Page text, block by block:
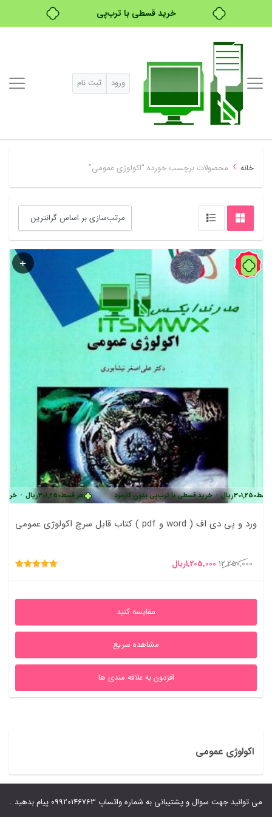
خرید قسطی با ترب‌پی
ورود ثبت نام
خانه › محصولات برچسب خورده “اکولوژی عمومی”
90%
هر قسط301,250ریال • خرید 301,250ریال • خرید قسطی با ترب‌پی بدون کارمزد
ورد و پی دی اف ( word و pdf ) کتاب قابل سرچ اکولوژی عمومی
12,250,000 قیمت
12,250,000ریال
1,205,000ریال
1,205,000ریال
مقایسه کنید
مشاهده سریع
افزدون به علاقه مندی ها
اکولوژی عمومی
می توانید جهت سوال و پشتیبانی به شماره واتساپ 09920146763 پیام بدهید .